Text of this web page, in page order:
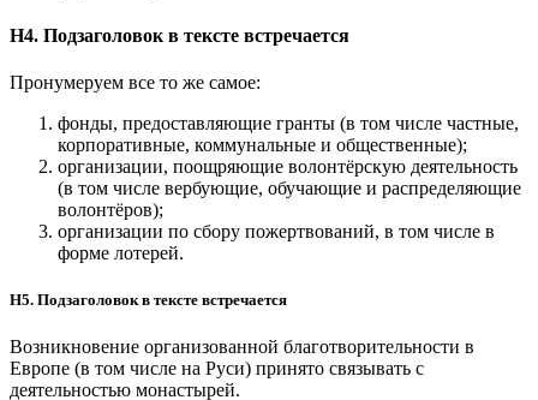
H4. Подзаголовок в текcте встречается
Пронумеруем все то же самое:
фонды, предоставляющие гранты (в том числе частные,
корпоративные, коммунальные и общественные);
организации, поощряющие волонтёрскую деятельность
(в том числе вербующие, обучающие и распределяющие
волонтёров);
организации по сбору пожертвований, в том числе в
форме лотерей.
H5. Подзаголовок в текcте встречается
Возникновение организованной благотворительности в
Европе (в том числе на Руси) принято связывать с
деятельностью монастырей.